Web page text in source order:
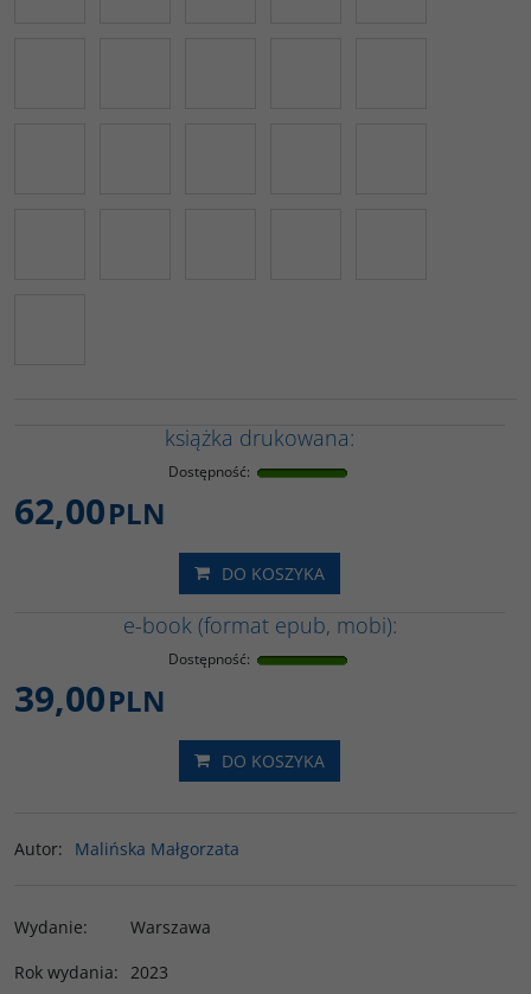
książka drukowana:
Dostępność:
62,00PLN
DO KOSZYKA
e-book (format epub, mobi):
Dostępność:
39,00PLN
DO KOSZYKA
Autor: Malińska Małgorzata
Wydanie:
Warszawa
Rok wydania: 2023